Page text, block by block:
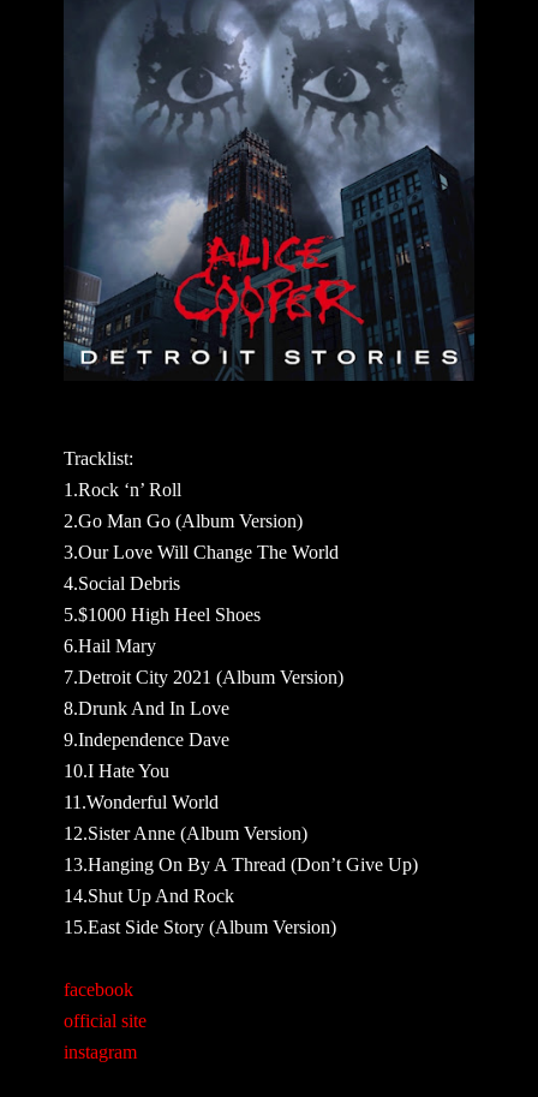
Tracklist:
1.Rock ‘n’ Roll
2.Go Man Go (Album Version)
3.Our Love Will Change The World
4.Social Debris
5.$1000 High Heel Shoes
6.Hail Mary
7.Detroit City 2021 (Album Version)
8.Drunk And In Love
9.Independence Dave
10.I Hate You
11.Wonderful World
12.Sister Anne (Album Version)
13.Hanging On By A Thread (Don’t Give Up)
14.Shut Up And Rock
15.East Side Story (Album Version)
facebook
official site
instagram